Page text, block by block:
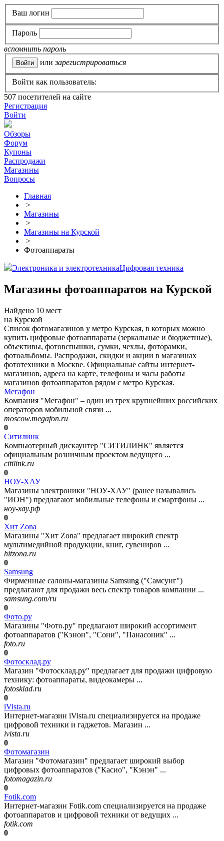
Ваш логин
Пароль
вспомнить пароль
или зарегистрироваться
Войти как пользователь:
507 посетителей на сайте
Регистрация
Войти
Обзоры
Форум
Купоны
Распродажи
Магазины
Вопросы
Главная
>
Магазины
>
Магазины на Курской
>
Фотоаппараты
Электроника и электротехникаЦифровая техника
Магазины фотоаппаратов на Курской
Найдено 10 мест
на Курской
Список фотомагазинов у метро Курская, в которых можно
купить цифровые фотоаппараты (зеркальные и бюджетные),
объективы, фотовспышки, сумки, чехлы, фоторамки,
фотоальбомы. Распродажи, скидки и акции в магазинах
фототехники в Москве. Официальные сайты интернет-
магазинов, адреса на карте, телефоны и часы работы
магазинов фотоаппаратов рядом с метро Курская.
Мегафон
Компания "Мегафон" – один из трех крупнейших российских
операторов мобильной связи ...
moscow.megafon.ru
0
Ситилинк
Компьютерный дискаунтер "СИТИЛИНК" является
официальным розничным проектом ведущего ...
citilink.ru
0
НОУ-ХАУ
Магазины электроники "НОУ-ХАУ" (ранее назывались
"ИОН") предлагают мобильные телефоны и смартфоны ...
ноу-хау.рф
0
Хит Zona
Магазины "Хит Zona" предлагает широкий спектр
мультимедийной продукции, книг, сувениров ...
hitzona.ru
0
Samsung
Фирменные салоны-магазины Samsung ("Самсунг")
предлагают для продажи весь спектр товаров компании ...
samsung.com/ru
0
Фото.ру
Магазины "Фото.ру" предлагают широкий ассортимент
фотоаппаратов ("Кэнон", "Сони", "Панасоник" ...
foto.ru
0
Фотосклад.ру
Магазин "Фотосклад.ру" предлагает для продажи цифровую
технику: фотоаппараты, видеокамеры ...
fotosklad.ru
0
iVista.ru
Интернет-магазин iVista.ru специализируется на продаже
цифровой техники и гаджетов. Магазин ...
ivista.ru
0
Фотомагазин
Магазин "Фотомагазин" предлагает широкий выбор
цифровых фотоаппаратов ("Касио", "Кэнэн" ...
fotomagazin.ru
0
Fotik.com
Интернет-магазин Fotik.com специализируется на продаже
фотоаппаратов и цифровой техники от ведущих ...
fotik.com
0